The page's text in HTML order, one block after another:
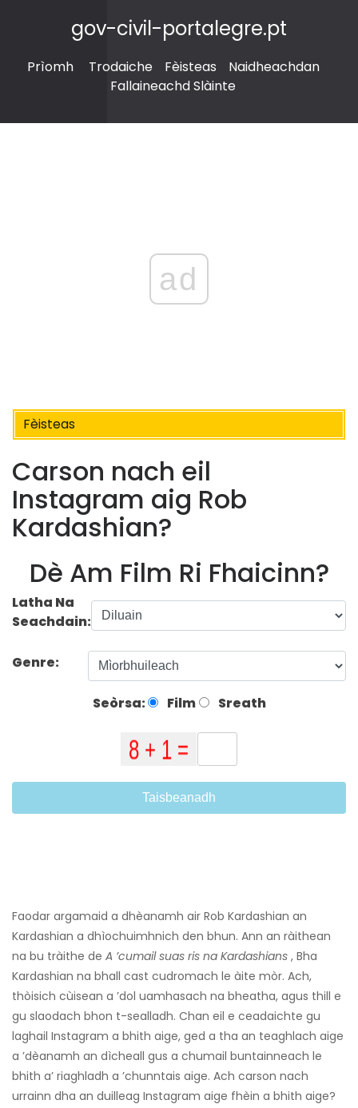
gov-civil-portalegre.pt
Prìomh Trodaiche Fèisteas
Naidheachdan
Fallaineachd Slàinte
ad
Fèisteas
Carson nach eil
Instagram aig Rob
Kardashian?
Dè Am Film Ri Fhaicinn?
Latha Na
Seachdain:
Genre:
Seòrsa: Film Sreath
Taisbeanadh
Faodar argamaid a dhèanamh air Rob Kardashian an
Kardashian a dhìochuimhnich den bhun. Ann an ràithean
na bu tràithe de A ’cumail suas ris na Kardashians , Bha
Kardashian na bhall cast cudromach le àite mòr. Ach,
thòisich cùisean a ’dol uamhasach na bheatha, agus thill e
gu slaodach bhon t-sealladh. Chan eil e ceadaichte gu
laghail Instagram a bhith aige, ged a tha an teaghlach aige
a ’dèanamh an dìcheall gus a chumail buntainneach le
bhith a’ riaghladh a ’chunntais aige. Ach carson nach
urrainn dha an duilleag Instagram aige fhèin a bhith aige?